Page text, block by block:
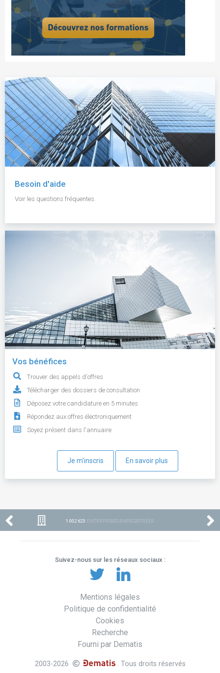
Besoin d'aide
Voir les questions fréquentes.
Vos bénéfices
Trouver des appels d'offres
Télécharger des dossiers de consultation
Déposez votre candidature en 5 minutes
Répondez aux offres électroniquement
Soyez présent dans l'annuaire
Je m'inscris En savoir plus
1 002 623 ENTREPRISES ENREGISTRÉES
Suivez-nous sur les réseaux sociaux :
Mentions légales
Politique de confidentialité
Cookies
Recherche
Fourni par Dematis
2003-2026 . Tous droits réservés